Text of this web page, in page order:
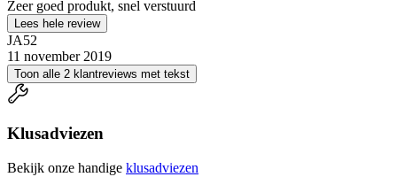
Zeer goed produkt, snel verstuurd
Lees hele review
JA52
11 november 2019
Toon alle 2 klantreviews met tekst
Klusadviezen
Bekijk onze handige klusadviezen